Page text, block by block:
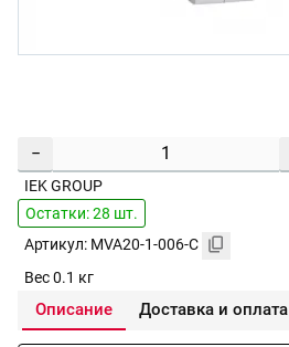
−
IEK GROUP
Остатки: 28 шт.
Артикул: MVA20-1-006-C
Вес 0.1 кг
Описание Доставка и оплата